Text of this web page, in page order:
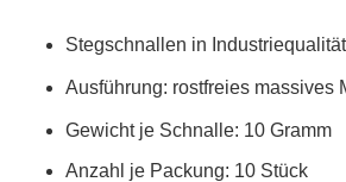
Stegschnallen in
Ausführung: rostfreies massives
Gewicht je Schnalle: 10 Gramm
Anzahl je Packung: 10 Stück